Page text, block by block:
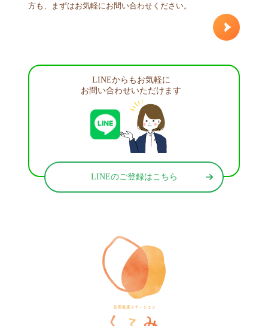
方も、まずはお気軽にお問い合わせください。
LINEからもお気軽に
お問い合わせいただけます
LINEのご登録はこちら